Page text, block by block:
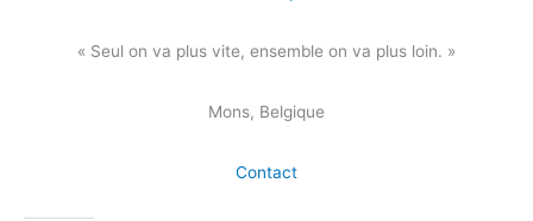
« Seul on va plus vite, ensemble on va plus loin. »
Mons, Belgique
Contact